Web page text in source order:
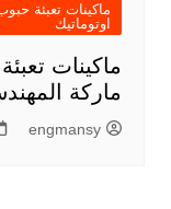
ماكينات تعبئة
اوتوماتيك
ماركة
engmansy